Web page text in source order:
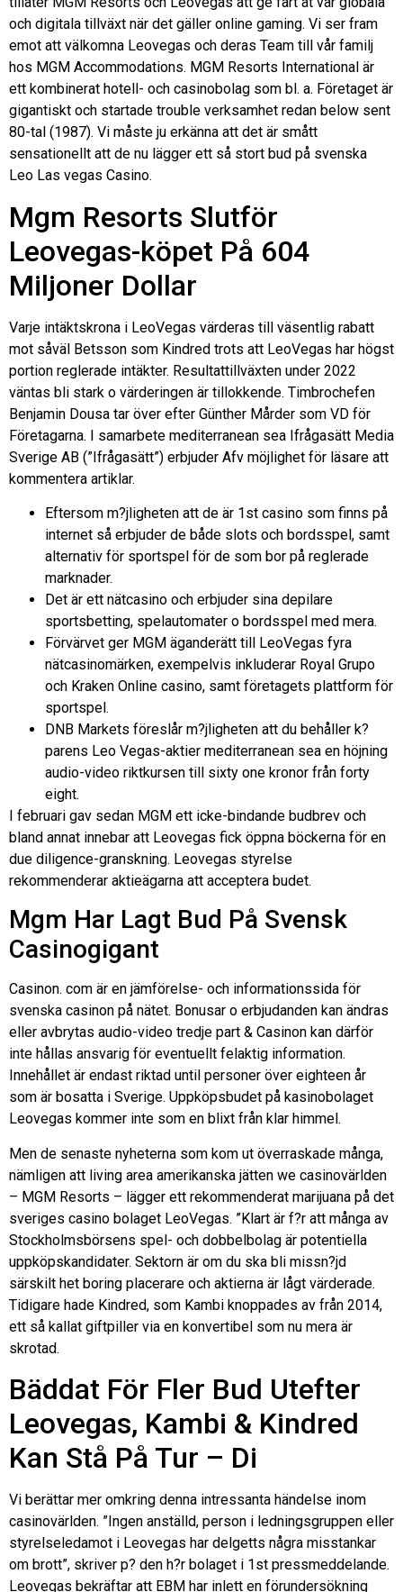
och digitala tillväxt när det gäller online gaming. Vi ser fram
emot att välkomna Leovegas och deras Team till vår familj
hos MGM Accommodations. MGM Resorts International är
ett kombinerat hotell- och casinobolag som bl. a. Företaget är
gigantiskt och startade trouble verksamhet redan below sent
80-tal (1987). Vi måste ju erkänna att det är smått
sensationellt att de nu lägger ett så stort bud på svenska
Leo Las vegas Casino.
Mgm Resorts Slutför
Leovegas-köpet På 604
Miljoner Dollar
Varje intäktskrona i LeoVegas värderas till väsentlig rabatt
mot såväl Betsson som Kindred trots att LeoVegas har högst
portion reglerade intäkter. Resultattillväxten under 2022
väntas bli stark o värderingen är tillokkende. Timbrochefen
Benjamin Dousa tar över efter Günther Mårder som VD för
Företagarna. I samarbete mediterranean sea Ifrågasätt Media
Sverige AB (”Ifrågasätt”) erbjuder Afv möjlighet för läsare att
kommentera artiklar.
Eftersom m?jligheten att de är 1st casino som finns på
internet så erbjuder de både slots och bordsspel, samt
alternativ för sportspel för de som bor på reglerade
marknader.
Det är ett nätcasino och erbjuder sina depilare
sportsbetting, spelautomater o bordsspel med mera.
Förvärvet ger MGM äganderätt till LeoVegas fyra
nätcasinomärken, exempelvis inkluderar Royal Grupo
och Kraken Online casino, samt företagets plattform för
sportspel.
DNB Markets föreslår m?jligheten att du behåller k?
parens Leo Vegas-aktier mediterranean sea en höjning
audio-video riktkursen till sixty one kronor från forty
eight.
I februari gav sedan MGM ett icke-bindande budbrev och
bland annat innebar att Leovegas fick öppna böckerna för en
due diligence-granskning. Leovegas styrelse
rekommenderar aktieägarna att acceptera budet.
Mgm Har Lagt Bud På Svensk
Casinogigant
Casinon. com är en jämförelse- och informationssida för
svenska casinon på nätet. Bonusar o erbjudanden kan ändras
eller avbrytas audio-video tredje part & Casinon kan därför
inte hållas ansvarig för eventuellt felaktig information.
Innehållet är endast riktad until personer över eighteen år
som är bosatta i Sverige. Uppköpsbudet på kasinobolaget
Leovegas kommer inte som en blixt från klar himmel.
Men de senaste nyheterna som kom ut överraskade många,
nämligen att living area amerikanska jätten we casinovärlden
– MGM Resorts – lägger ett rekommenderat marijuana på det
sveriges casino bolaget LeoVegas. ”Klart är f?r att många av
Stockholmsbörsens spel- och dobbelbolag är potentiella
uppköpskandidater. Sektorn är om du ska bli missn?jd
särskilt het boring placerare och aktierna är lågt värderade.
Tidigare hade Kindred, som Kambi knoppades av från 2014,
ett så kallat giftpiller via en konvertibel som nu mera är
skrotad.
Bäddat För Fler Bud Utefter
Leovegas, Kambi & Kindred
Kan Stå På Tur – Di
Vi berättar mer omkring denna intressanta händelse inom
casinovärlden. ”Ingen anställd, person i ledningsgruppen eller
styrelseledamot i Leovegas har delgetts några misstankar
om brott”, skriver p? den h?r bolaget i 1st pressmeddelande.
Leovegas bekräftar att EBM har inlett en förundersökning